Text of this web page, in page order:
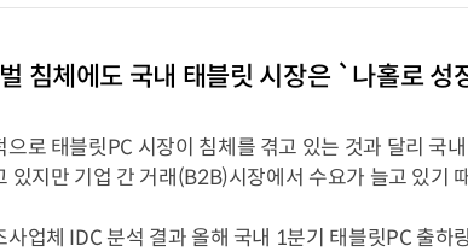
침체에도 국내 태블릿 시장은 `나홀로 성
으로 태블릿PC 시장이 침체를 겪고 있는 것과 달리 국
있지만 기업 간 거래(B2B)시장에서 수요가 늘고 있기
사업체 IDC 분석 결과 올해 국내 1분기 태블릿PC 출